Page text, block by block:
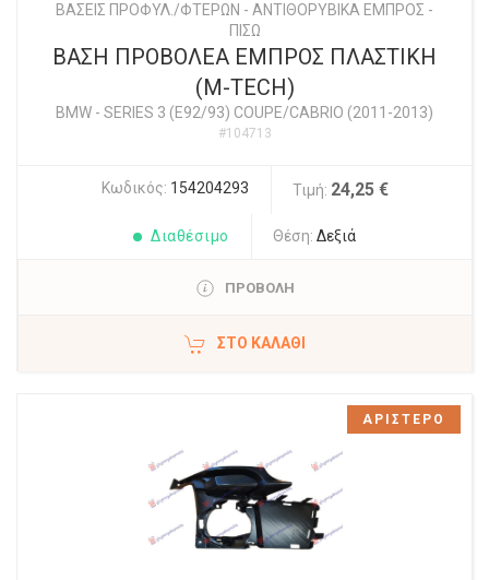
ΒΑΣΕΙΣ ΠΡΟΦΥΛ./ΦΤΕΡΩΝ - ΑΝΤΙΘΟΡΥΒΙΚΑ ΕΜΠΡΟΣ -
ΠΙΣΩ
ΒΑΣΗ ΠΡΟΒΟΛΕΑ ΕΜΠΡΟΣ ΠΛΑΣΤΙΚΗ
(M-TECH)
BMW - SERIES 3 (E92/93) COUPE/CABRIO (2011-2013)
#104713
Κωδικός: 154204293 Τιμή: 24,25 €
Διαθέσιμο Θέση: Δεξιά
ΠΡΟΒΟΛΗ
ΣΤΟ ΚΑΛΆΘΙ
ΑΡΙΣΤΕΡΟ